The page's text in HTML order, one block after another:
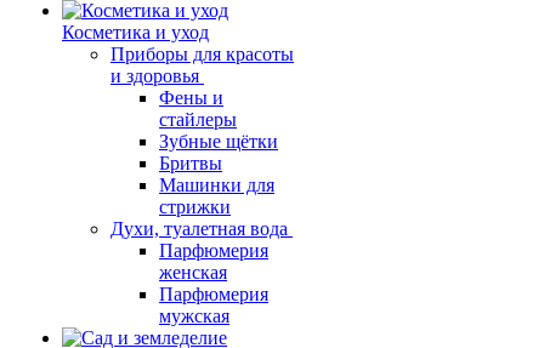
Косметика и уход
Приборы для красоты
и здоровья
Фены и
стайлеры
Зубные щётки
Бритвы
Машинки для
стрижки
Духи, туалетная вода
Парфюмерия
женская
Парфюмерия
мужская